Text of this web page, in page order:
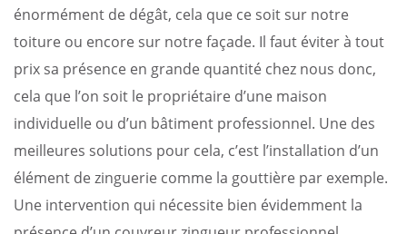
énormément de dégât, cela que ce soit sur notre
toiture ou encore sur notre façade. Il faut éviter à tout
prix sa présence en grande quantité chez nous donc,
cela que l’on soit le propriétaire d’une maison
individuelle ou d’un bâtiment professionnel. Une des
meilleures solutions pour cela, c’est l’installation d’un
élément de zinguerie comme la gouttière par exemple.
Une intervention qui nécessite bien évidemment la